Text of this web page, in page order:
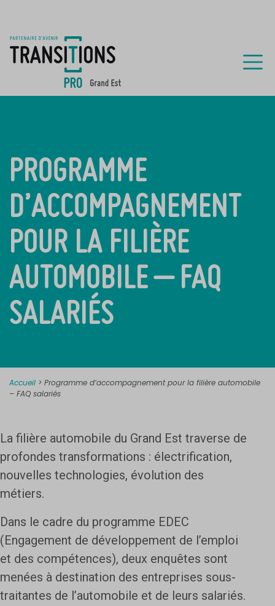
PROGRAMME
D’ACCOMPAGNEMENT
POUR LA FILIÈRE
AUTOMOBILE – FAQ
SALARIÉS
Accueil > Programme d’accompagnement pour la filière automobile
– FAQ salariés
La filière automobile du Grand Est traverse de
profondes transformations : électrification,
nouvelles technologies, évolution des
métiers.
Dans le cadre du programme EDEC
(Engagement de développement de l’emploi
et des compétences), deux enquêtes sont
menées à destination des entreprises sous-
traitantes de l’automobile et de leurs salariés.